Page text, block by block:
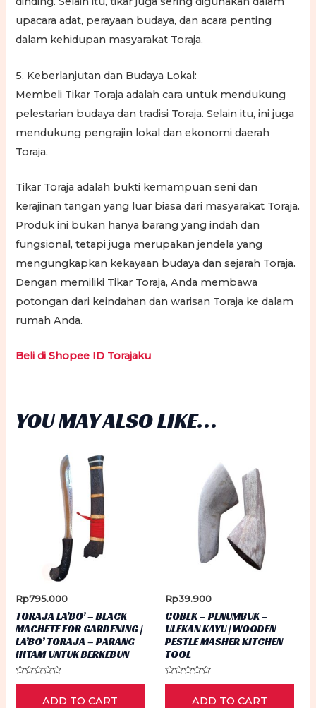
upacara adat, perayaan budaya, dan acara penting
dalam kehidupan masyarakat Toraja.
5. Keberlanjutan dan Budaya Lokal:
Membeli Tikar Toraja adalah cara untuk mendukung
pelestarian budaya dan tradisi Toraja. Selain itu, ini juga
mendukung pengrajin lokal dan ekonomi daerah
Toraja.
Tikar Toraja adalah bukti kemampuan seni dan
kerajinan tangan yang luar biasa dari masyarakat Toraja.
Produk ini bukan hanya barang yang indah dan
fungsional, tetapi juga merupakan jendela yang
mengungkapkan kekayaan budaya dan sejarah Toraja.
Dengan memiliki Tikar Toraja, Anda membawa
potongan dari keindahan dan warisan Toraja ke dalam
rumah Anda.
Beli di Shopee ID Torajaku
YOU MAY ALSO LIKE…
Rp795.000
TORAJA LA’BO’ – BLACK
MACHETE FOR GARDENING |
LA’BO’ TORAJA – PARANG
HITAM UNTUK BERKEBUN
Rated
ADD TO CART
Rp39.900
COBEK – PENUMBUK –
ULEKAN KAYU | WOODEN
PESTLE MASHER KITCHEN
TOOL
Rated
ADD TO CART